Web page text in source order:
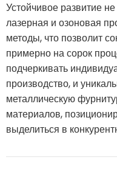
Устойчивое развитие
лазерная и озоновая
методы, что позволит
примерно на сорок
подчеркивать
производство, и
металлическую
материалов,
выделиться в